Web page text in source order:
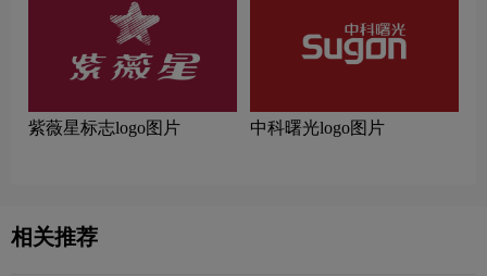
紫薇星标志logo图片 中科曙光logo图片
相关推荐